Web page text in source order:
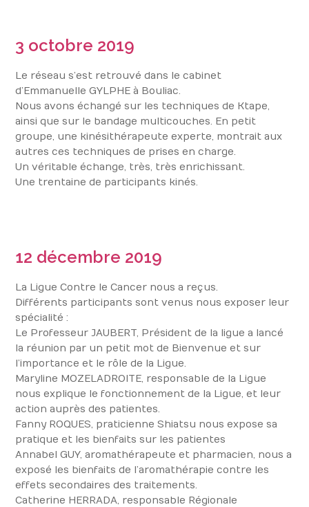
3 octobre 2019
Le réseau s’est retrouvé dans le cabinet
d’Emmanuelle GYLPHE à Bouliac.
Nous avons échangé sur les techniques de Ktape,
ainsi que sur le bandage multicouches. En petit
groupe, une kinésithérapeute experte, montrait aux
autres ces techniques de prises en charge.
Un véritable échange, très, très enrichissant.
Une trentaine de participants kinés.
12 décembre 2019
La Ligue Contre le Cancer nous a reçus.
Différents participants sont venus nous exposer leur
spécialité :
Le Professeur JAUBERT, Président de la ligue a lancé
la réunion par un petit mot de Bienvenue et sur
l’importance et le rôle de la Ligue.
Maryline MOZELADROITE, responsable de la Ligue
nous explique le fonctionnement de la Ligue, et leur
action auprès des patientes.
Fanny ROQUES, praticienne Shiatsu nous expose sa
pratique et les bienfaits sur les patientes
Annabel GUY, aromathérapeute et pharmacien, nous a
exposé les bienfaits de l’aromathérapie contre les
effets secondaires des traitements.
Catherine HERRADA, responsable Régionale